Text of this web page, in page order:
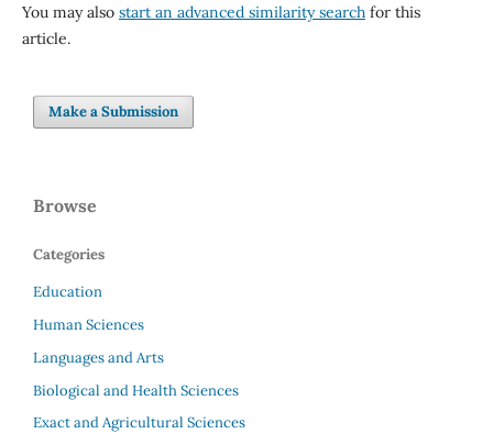
You may also start an advanced similarity searchfor this
article.
Make a Submission
Browse
Categories
Education
Human Sciences
Languages and Arts
Biological and Health Sciences
Exact and Agricultural Sciences